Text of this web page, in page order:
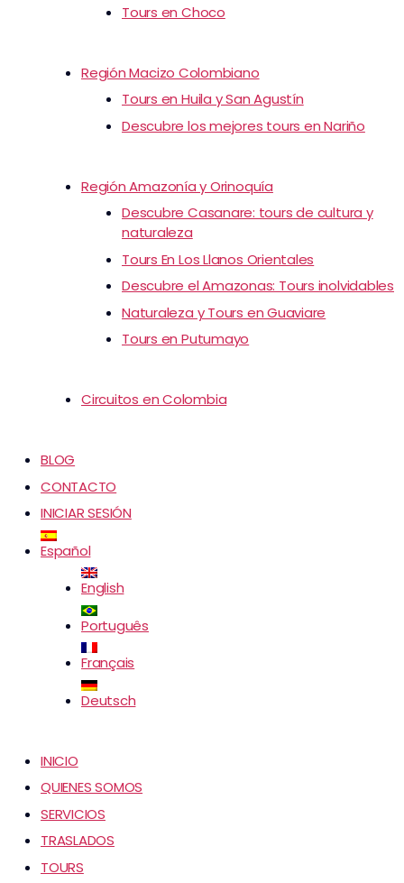
Tours en Choco
Región Macizo Colombiano
Tours en Huila y San Agustín
Descubre los mejores tours en Nariño
Región Amazonía y Orinoquía
Descubre Casanare: tours de cultura y
naturaleza
Tours En Los Llanos Orientales
Descubre el Amazonas: Tours inolvidables
Naturaleza y Tours en Guaviare
Tours en Putumayo
Circuitos en Colombia
BLOG
CONTACTO
INICIAR SESIÓN
Español
English
Português
Français
Deutsch
INICIO
QUIENES SOMOS
SERVICIOS
TRASLADOS
TOURS